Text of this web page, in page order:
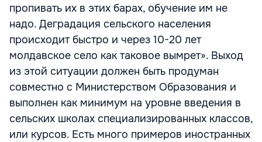
пропивать их в этих барах, обучение им не
надо. Деградация сельского населения
происходит быстро и через 10-20 лет
молдавское село как таковое вымрет». Выход
из этой ситуации должен быть продуман
совместно с Министерством Образования и
выполнен как минимум на уровне введения в
сельских школах специализированных классов,
или курсов. Есть много примеров иностранных